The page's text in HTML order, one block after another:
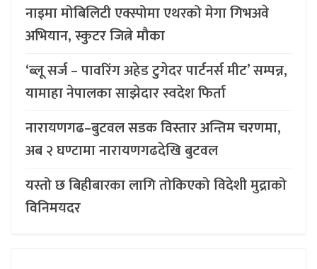
नाइमा मोबिलिटी एक्स्पोमा एथरको मेगा गिभअवे
अभियान, स्कुटर जित्ने मौका
‘ब्लू सर्ज – पावरिंग अहेड टुगेदर पार्टनर्स मीट’ सम्पन्न,
यामाहा नेपालका साझेदार स्वदेश फिर्ता
नारायणगढ–बुटवल सडक विस्तार अन्तिम चरणमा,
अब २ घण्टामा नारायणगढदेखि बुटवल
यस्तो छ बिहीबारका लागि तोकिएको विदेशी मुद्राको
विनिमयदर